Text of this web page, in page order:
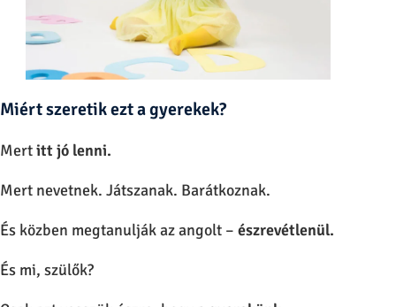
Miért szeretik ezt a gyerekek?
Mertitt jó lenni.
Mert nevetnek. Játszanak. Barátkoznak.
És közben megtanulják az angolt – észrevétlenül.
És mi, szülők?